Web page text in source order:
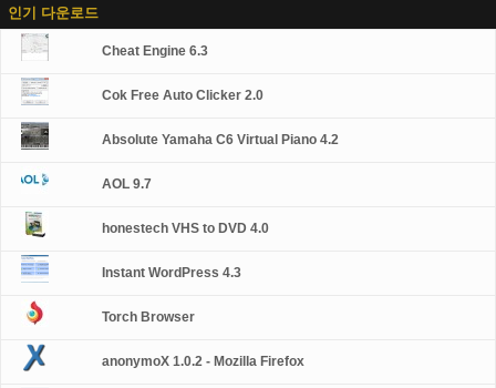
인기 다운로드
Cheat Engine 6.3
Cok Free Auto Clicker 2.0
Absolute Yamaha C6 Virtual Piano 4.2
AOL 9.7
honestech VHS to DVD 4.0
Instant WordPress 4.3
Torch Browser
anonymoX 1.0.2 - Mozilla Firefox